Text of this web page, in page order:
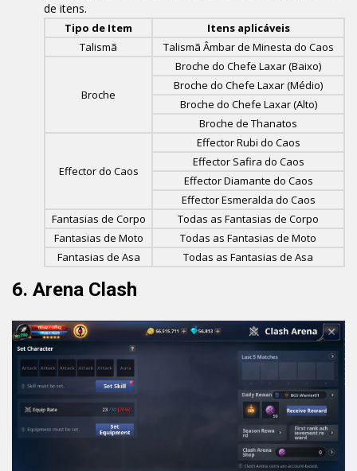
de itens.
Tipo de Item
Itens aplicáveis
Talismã
Talismã Âmbar de Minesta do Caos
Broche
Broche do Chefe Laxar (Baixo)
Broche do Chefe Laxar (Médio)
Broche do Chefe Laxar (Alto)
Broche de Thanatos
Effector do Caos
Effector Rubi do Caos
Effector Safira do Caos
Effector Diamante do Caos
Effector Esmeralda do Caos
Fantasias de Corpo
Todas as Fantasias de Corpo
Fantasias de Moto
Todas as Fantasias de Moto
Fantasias de Asa
Todas as Fantasias de Asa
6. Arena Clash